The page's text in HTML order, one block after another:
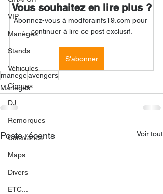
VIP
Manèges
Stands
Véhicules
Cirques
DJ
Remorques
Caravanes
Maps
Divers
ETC...
Vous souhaitez en lire plus ?
Abonnez-vous à modforainfs19.com pour
continuer à lire ce post exclusif.
S'abonner
manegeavengers
Manèges
Posts récents Voir tout